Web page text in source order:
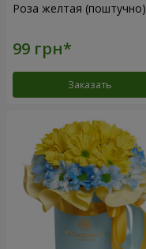
Роза желтая (поштучно)
Заказать